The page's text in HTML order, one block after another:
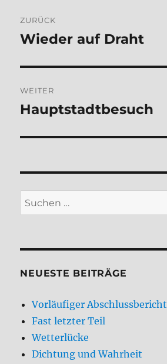
ZURÜCK
Vorheriger
Wieder auf Draht
WEITER
Nächster
Hauptstadtbesuch
Suchen
nach:
NEUESTE BEITRÄGE
Vorläufiger Abschlussbericht
Fast letzter Teil
Wetterlücke
Dichtung und Wahrheit